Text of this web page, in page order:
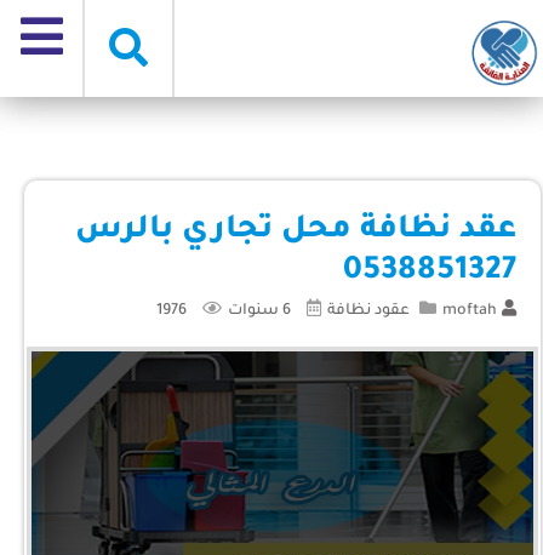
عقد نظافة محل تجاري بالرس
0538851327
moftah عقود نظافة 6 سنوات 1976